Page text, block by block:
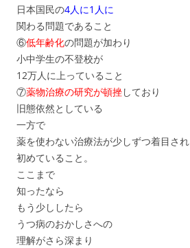
日本国民の4人に1人に
関わる問題であること
⑥低年齢化の問題が加わり
小中学生の不登校が
12万人に上っていること
⑦薬物治療の研究が頓挫しており
旧態依然としている
一方で
薬を使わない治療法が少しずつ着目され
初めていること。
ここまで
知ったなら
もう少ししたら
うつ病のおかしさへの
理解がさら深まり